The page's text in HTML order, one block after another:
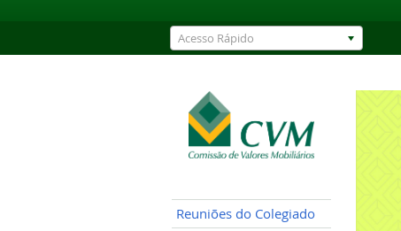
Acesso Rápido
Reuniões do Colegiado